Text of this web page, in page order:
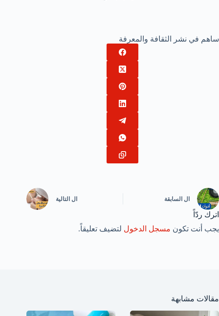
ساهم في نشر الثقافة والمعرفة
ال السابقة ال التالية
اترك ردّاً
يجب أنت تكون مسجل الدخول لتضيف تعليقاً.
مقالات مشابهة